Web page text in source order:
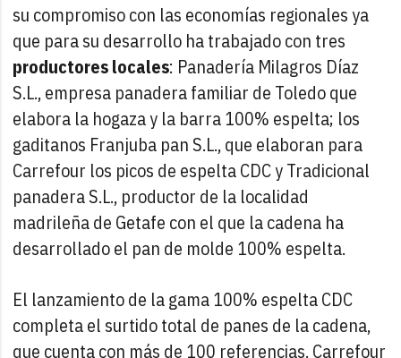
su compromiso con las economías regionales ya
que para su desarrollo ha trabajado con tres
productores locales: Panadería Milagros Díaz
S.L., empresa panadera familiar de Toledo que
elabora la hogaza y la barra 100% espelta; los
gaditanos Franjuba pan S.L., que elaboran para
Carrefour los picos de espelta CDC y Tradicional
panadera S.L., productor de la localidad
madrileña de Getafe con el que la cadena ha
desarrollado el pan de molde 100% espelta.
El lanzamiento de la gama 100% espelta CDC
completa el surtido total de panes de la cadena,
que cuenta con más de 100 referencias. Carrefour